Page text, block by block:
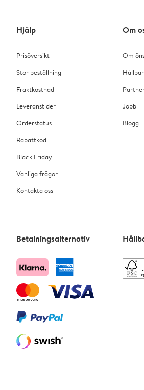
Hjälp
Prisöversikt
Stor beställning
Fraktkostnad
Leveranstider
Orderstatus
Rabattkod
Black Friday
Vanliga frågor
Kontakta oss
Om
Om
Jobb
Blogg
Betalningsalternativ